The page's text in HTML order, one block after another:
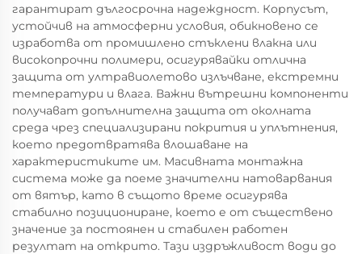
гарантират дългосрочна надеждност. Корпусът,
устойчив на атмосферни условия, обикновено се
изработва от промишлено стъклени влакна или
високопрочни полимери, осигурявайки отлична
защита от ултравиолетово излъчване, екстремни
температури и влага. Важни вътрешни компоненти
получават допълнителна защита от околната
среда чрез специализирани покрития и уплътнения,
което предотвратява влошаване на
характеристиките им. Масивната монтажна
система може да поеме значителни натоварвания
от вятър, като в същото време осигурява
стабилно позициониране, което е от съществено
значение за постоянен и стабилен работен
резултат на открито. Тази издръжливост води до